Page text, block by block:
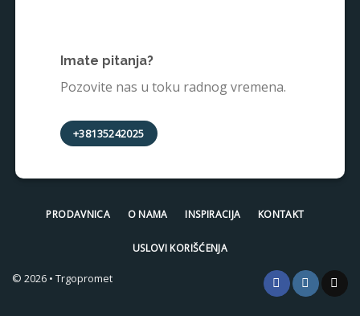
Imate pitanja?
Pozovite nas u toku radnog vremena.
+38135242025
© 2026 • Trgopromet
PRODAVNICA O NAMA INSPIRACIJA KONTAKT
USLOVI KORIŠĆENJA